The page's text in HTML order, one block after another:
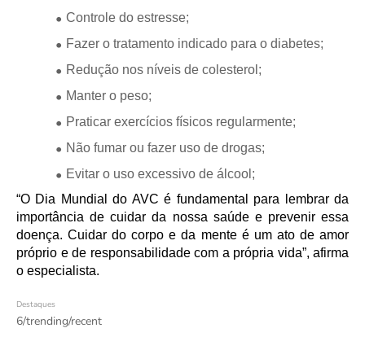
Controle do estresse;
Fazer o tratamento indicado para o diabetes;
Redução nos níveis de colesterol;
Manter o peso;
Praticar exercícios físicos regularmente;
Não fumar ou fazer uso de drogas;
Evitar o uso excessivo de álcool;
“O Dia Mundial do AVC é fundamental para lembrar da
importância de cuidar da nossa saúde e prevenir essa
doença. Cuidar do corpo e da mente é um ato de amor
próprio e de responsabilidade com a própria vida”, afirma
o especialista.
Destaques
6/trending/recent